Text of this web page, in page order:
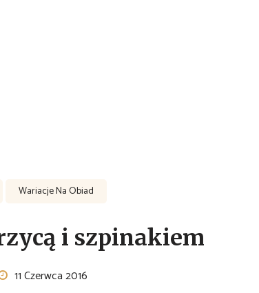
Wariacje Na Obiad
i szpinakiem
11 Czerwca 2016